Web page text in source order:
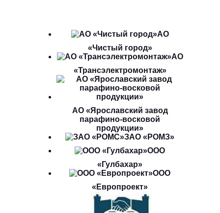
АО
«Чистый город»
АО
«Трансэлектромонтаж»
АО «Ярославский завод
парафино-восковой
продукции»
ЗАО «РОМЗ»
ООО
«Гулбахар»
ООО
«Европроект»